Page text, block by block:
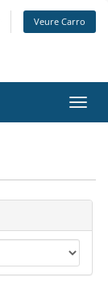
Veure Carro
la